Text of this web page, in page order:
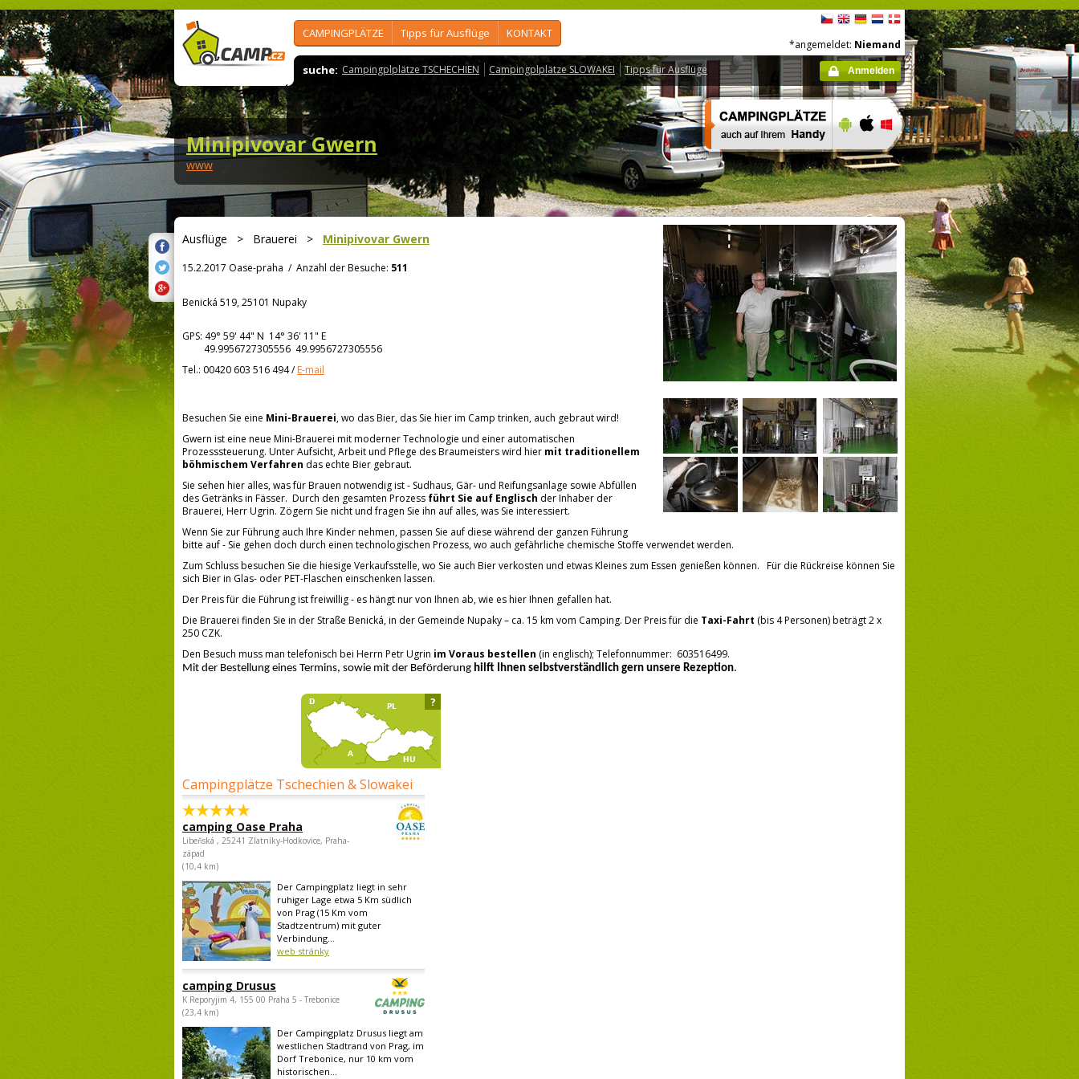
CAMPINGPLÄTZE Tipps für Ausflüge KONTAKT
suche: Campingplplätze TSCHECHIEN Campingplplätze SLOWAKEI Tipps für Ausflüge
*angemeldet: Niemand
Anmelden
Minipivovar Gwern
www
Ausflüge > Brauerei > Minipivovar Gwern
15.2.2017 Oase-praha / Anzahl der Besuche: 511
Benická 519, 25101 Nupaky
GPS: 49° 59' 44" N 14° 36' 11" E
49.9956727305556 49.9956727305556
Tel.: 00420 603 516 494/E-mail
Besuchen Sie eine Mini-Brauerei, wo das Bier, das Sie hier im Camp trinken, auch gebraut wird!
Gwern ist eine neue Mini-Brauerei mit moderner Technologie und einer automatischen
Prozesssteuerung. Unter Aufsicht, Arbeit und Pflege des Braumeisters wird hier mit traditionellem
böhmischem Verfahren das echte Bier gebraut.
Sie sehen hier alles, was für Brauen notwendig ist - Sudhaus, Gär- und Reifungsanlage sowie Abfüllen
des Getränks in Fässer. Durch den gesamten Prozess führt Sie auf Englisch der Inhaber der
Brauerei, Herr Ugrin. Zögern Sie nicht und fragen Sie ihn auf alles, was Sie interessiert.
Wenn Sie zur Führung auch Ihre Kinder nehmen, passen Sie auf diese während der ganzen Führung
bitte auf - Sie gehen doch durch einen technologischen Prozess, wo auch gefährliche chemische Stoffe verwendet werden.
Zum Schluss besuchen Sie die hiesige Verkaufsstelle, wo Sie auch Bier verkosten und etwas Kleines zum Essen genießen können. Für die Rückreise können Sie
sich Bier in Glas- oder PET-Flaschen einschenken lassen.
Der Preis für die Führung ist freiwillig - es hängt nur von Ihnen ab, wie es hier Ihnen gefallen hat.
Die Brauerei finden Sie in der Straße Benická, in der Gemeinde Nupaky – ca. 15 km vom Camping. Der Preis für die Taxi-Fahrt (bis 4 Personen) beträgt 2 x
250 CZK.
Den Besuch muss man telefonisch bei Herrn Petr Ugrin im Voraus bestellen (in englisch); Telefonnummer: 603516499.
Mit der Bestellung eines Termins, sowie mit der Beförderung hilft Ihnen selbstverständlich gern unsere Rezeption.
Campingplätze Tschechien & Slowakei
camping Oase Praha
Libeňská , 25241 Zlatníky-Hodkovice, Praha-
západ
(10,4 km)
Der Campingplatz liegt in sehr
ruhiger Lage etwa 5 Km südlich
von Prag (15 Km vom
Stadtzentrum) mit guter
Verbindung...
web stránky
camping Drusus
K Reporyjim 4, 155 00 Praha 5 - Trebonice
(23,4 km)
Der Campingplatz Drusus liegt am
westlichen Stadtrand von Prag, im
Dorf Trebonice, nur 10 km vom
historischen...
?